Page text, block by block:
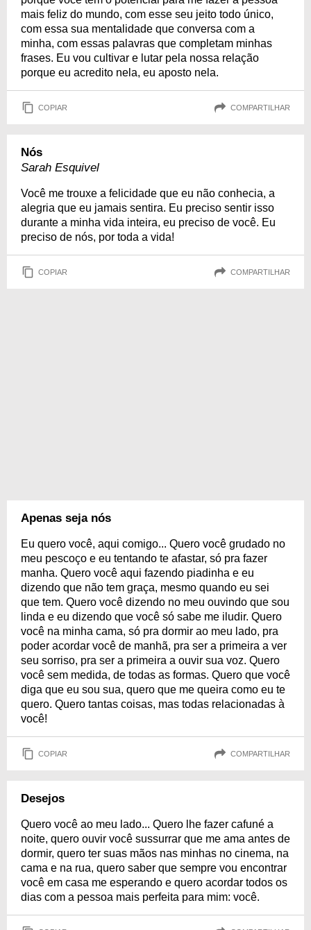
mais feliz do mundo, com esse seu jeito todo único,
com essa sua mentalidade que conversa com a
minha, com essas palavras que completam minhas
frases. Eu vou cultivar e lutar pela nossa relação
porque eu acredito nela, eu aposto nela.
COPIAR COMPARTILHAR
Nós
Sarah Esquivel
Você me trouxe a felicidade que eu não conhecia, a
alegria que eu jamais sentira. Eu preciso sentir isso
durante a minha vida inteira, eu preciso de você. Eu
preciso de nós, por toda a vida!
COPIAR COMPARTILHAR
Apenas seja nós
Eu quero você, aqui comigo... Quero você grudado no
meu pescoço e eu tentando te afastar, só pra fazer
manha. Quero você aqui fazendo piadinha e eu
dizendo que não tem graça, mesmo quando eu sei
que tem. Quero você dizendo no meu ouvindo que sou
linda e eu dizendo que você só sabe me iludir. Quero
você na minha cama, só pra dormir ao meu lado, pra
poder acordar você de manhã, pra ser a primeira a ver
seu sorriso, pra ser a primeira a ouvir sua voz. Quero
você sem medida, de todas as formas. Quero que você
diga que eu sou sua, quero que me queira como eu te
quero. Quero tantas coisas, mas todas relacionadas à
você!
COPIAR COMPARTILHAR
Desejos
Quero você ao meu lado... Quero lhe fazer cafuné a
noite, quero ouvir você sussurrar que me ama antes de
dormir, quero ter suas mãos nas minhas no cinema, na
cama e na rua, quero saber que sempre vou encontrar
você em casa me esperando e quero acordar todos os
dias com a pessoa mais perfeita para mim: você.